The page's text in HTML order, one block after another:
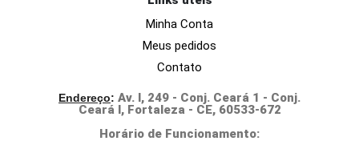
Minha Conta
Meus pedidos
Contato
Endereço: Av. I, 249 - Conj. Ceará 1 - Conj.
Ceará I, Fortaleza - CE, 60533-672
Horário de Funcionamento: